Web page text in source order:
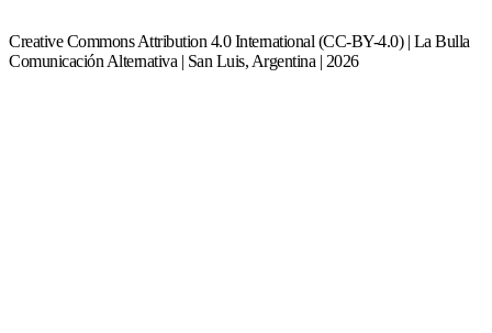
Creative Commons Attribution 4.0 International (CC-BY-4.0) | La Bulla
Comunicación Alternativa | San Luis, Argentina | 2026